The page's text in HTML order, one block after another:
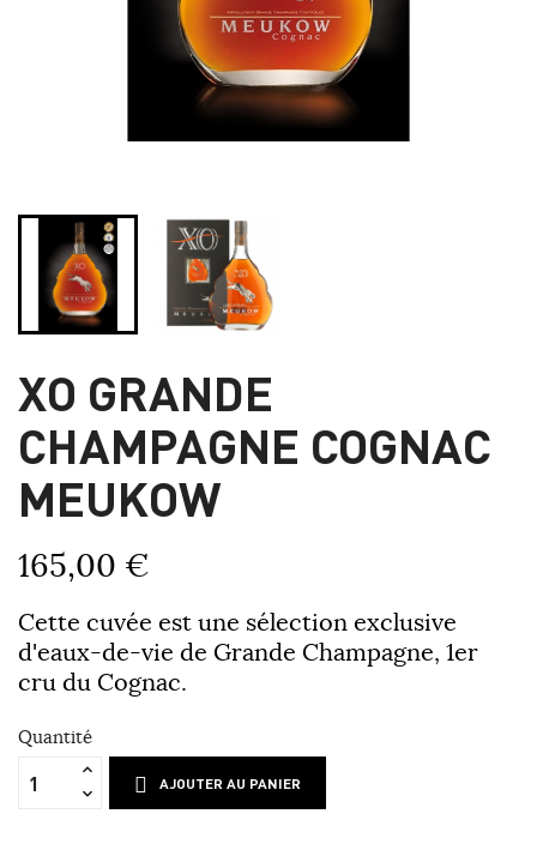
XO GRANDE
CHAMPAGNE COGNAC
MEUKOW
165,00 €
Cette cuvée est une sélection exclusive
d'eaux-de-vie de Grande Champagne, 1er
cru du Cognac.
Quantité
AJOUTER AU PANIER